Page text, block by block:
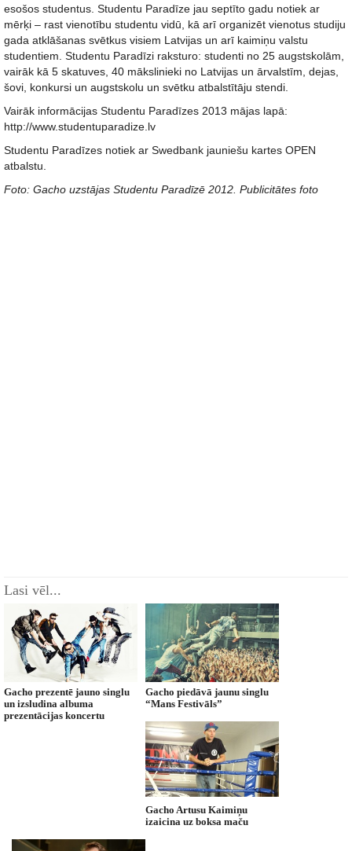
esošos studentus. Studentu Paradīze jau septīto gadu notiek ar
mērķi – rast vienotību studentu vidū, kā arī organizēt vienotus studiju
gada atklāšanas svētkus visiem Latvijas un arī kaimiņu valstu
studentiem. Studentu Paradīzi raksturo: studenti no 25 augstskolām,
vairāk kā 5 skatuves, 40 mākslinieki no Latvijas un ārvalstīm, dejas,
šovi, konkursi un augstskolu un svētku atbalstītāju stendi.
Vairāk informācijas Studentu Paradīzes 2013 mājas lapā:
http://www.studentuparadize.lv
Studentu Paradīzes notiek ar Swedbank jauniešu kartes OPEN
atbalstu.
Foto: Gacho uzstājas Studentu Paradīzē 2012. Publicitātes foto
Lasi vēl...
Gacho prezentē jauno singlu
un izsludina albuma
prezentācijas koncertu
Gacho piedāvā jaunu singlu
“Mans Festivāls”
Gacho Artusu Kaimiņu
izaicina uz boksa maču